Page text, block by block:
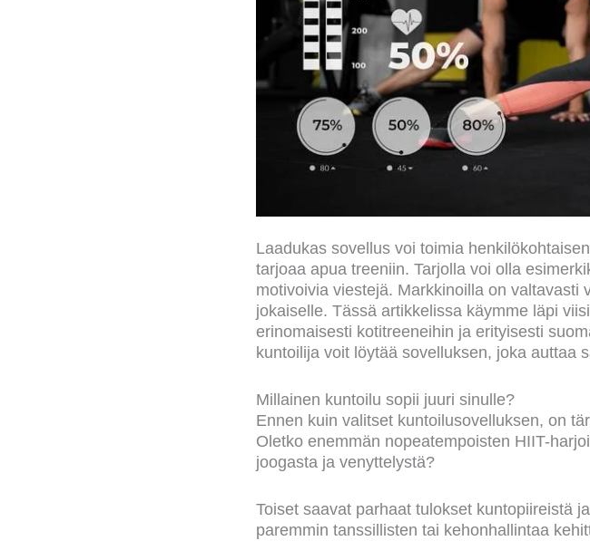
Laadukas sovellus voi toimia
tarjoaa apua treeniin. Tarjolla voi olla
motivoivia viestejä. Markkinoilla on valtavasti
jokaiselle. Tässä artikkelissa käymme läpi
erinomaisesti kotitreeneihin ja erityisesti
kuntoilija voit löytää sovelluksen, joka auttaa
Millainen kuntoilu sopii juuri sinulle?
Ennen kuin valitset kuntoilusovelluksen, on
Oletko enemmän nopeatempoisten HIIT-
joogasta ja venyttelystä?
Toiset saavat parhaat tulokset kuntopiireistä
paremmin tanssillisten tai kehonhallintaa